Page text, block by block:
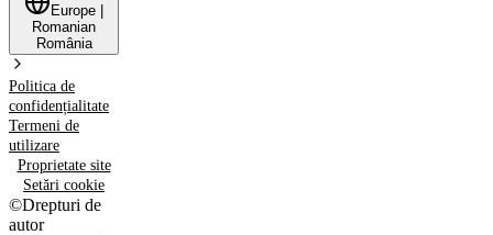
Europe
Romanian
România
Politica de
confidențialitate
Termeni de
utilizare
Proprietate site
Setări cookie
©Drepturi de
autor